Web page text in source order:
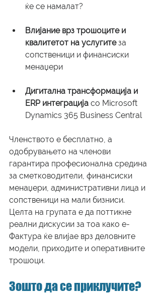
ќе се намалат?
Влијание врз трошоците и
квалитетот на услугите за
сопственици и финансиски
менаџери
Дигитална трансформација и
ERP интеграција со Microsoft
Dynamics 365 Business Central
Членството е бесплатно, а
одобрувањето на членови
гарантира професионална средина
за сметководители, финансиски
менаџери, административни лица и
сопственици на мали бизниси.
Целта на групата е да поттикне
реални дискусии за тоа како е-
Фактура ќе влијае врз деловните
модели, приходите и оперативните
трошоци.
Зошто да се приклучите?